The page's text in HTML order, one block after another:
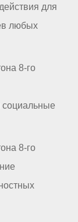
для
любых
8-го
социальные
8-го